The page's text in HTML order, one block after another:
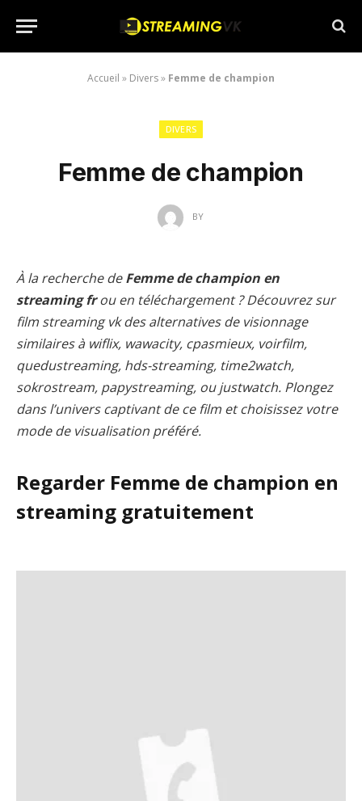
Accueil » Divers» Femme de champion
DIVERS
Femme de champion
BY
À la recherche deFemme de champion en
streaming frou en téléchargement ? Découvrez sur
film streaming vk des alternatives de visionnage
similaires à wiflix, wawacity, cpasmieux, voirfilm,
quedustreaming, hds-streaming, time2watch,
sokrostream, papystreaming, ou justwatch. Plongez
dans l’univers captivant de ce film et choisissez votre
mode de visualisation préféré.
Regarder Femme de champion en
streaming gratuitement